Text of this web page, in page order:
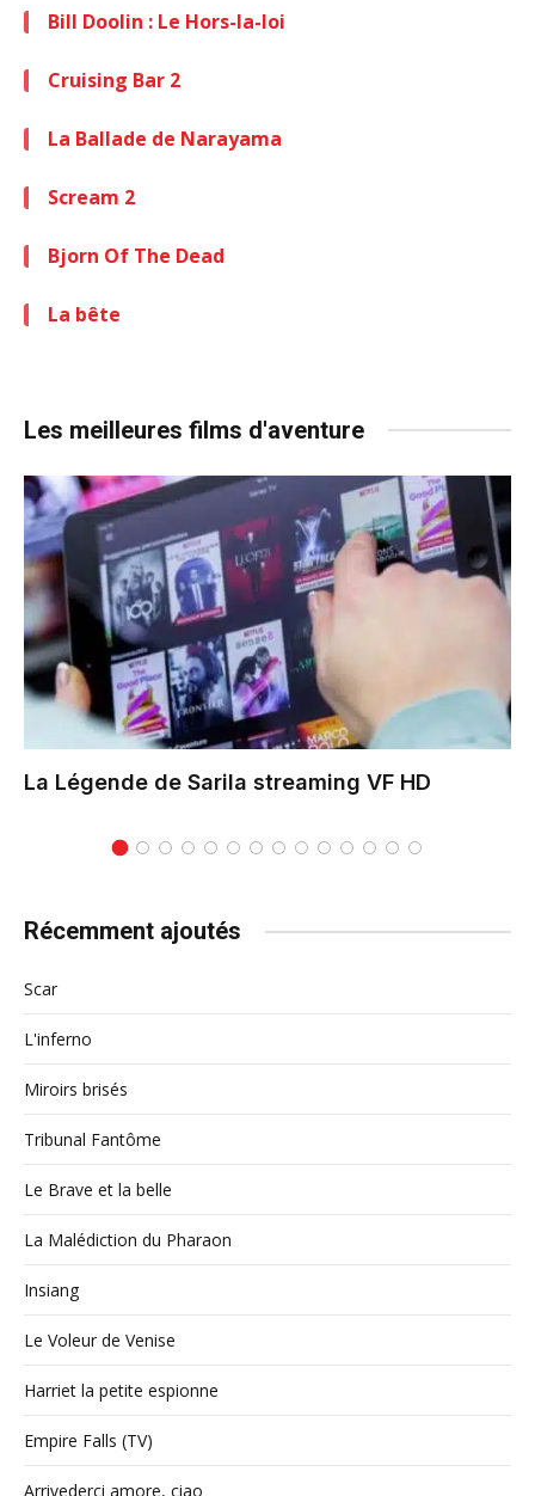
Bill Doolin : Le Hors-la-loi
Cruising Bar 2
La Ballade de Narayama
Scream 2
Bjorn Of The Dead
La bête
Les meilleures films d'aventure
La Légende de Sarila streaming VF HD
Récemment ajoutés
Scar
L'inferno
Miroirs brisés
Tribunal Fantôme
Le Brave et la belle
La Malédiction du Pharaon
Insiang
Le Voleur de Venise
Harriet la petite espionne
Empire Falls (TV)
Arrivederci amore, ciao